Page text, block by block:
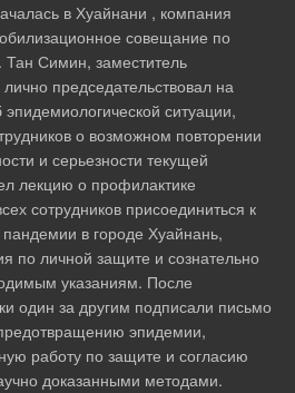
в Хуайнани , компания
совещание по
Симин, заместитель
председательствовал на
ситуации,
о возможном повторении
и серьезности текущей
лекцию о профилактике
сотрудников присоединиться к
в городе Хуайнань,
по личной защите и сознательно
указаниям. После
один за другим подписали письмо
эпидемии,
работу по защите и согласию
доказанными методами.